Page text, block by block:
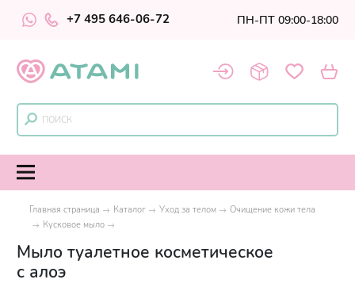
+7 495 646-06-72 ПН-ПТ 09:00-18:00
Главная страница Каталог Уход за телом
Очищение кожи тела
Кусковое мыло
Мыло туалетное косметическое
с алоэ